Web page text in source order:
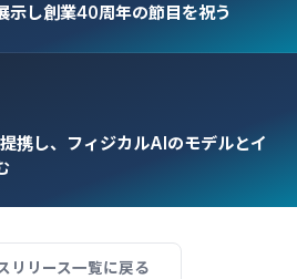
示し創業40周年の節目を祝う
し、フィジカルAIのモデルとイ
リリース一覧に戻る